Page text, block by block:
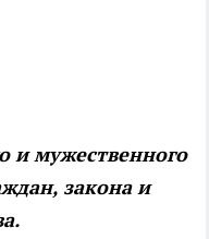
и мужественного
закона и